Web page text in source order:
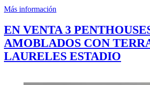
Más información
EN VENTA 3
AMOBLADOS CON
LAURELES ESTADIO